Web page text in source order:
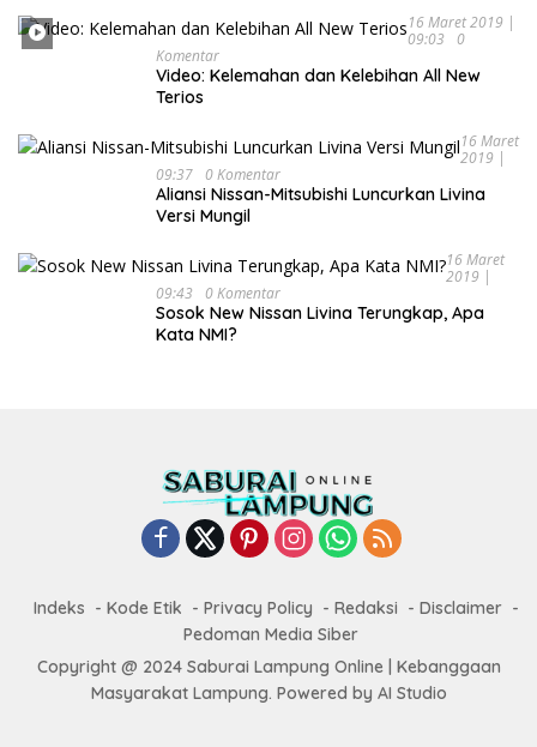
16 Maret 2019 |
09:03
0
Komentar
Video: Kelemahan dan Kelebihan All New
Terios
16 Maret
2019 |
09:37 0 Komentar
Aliansi Nissan-Mitsubishi Luncurkan Livina
Versi Mungil
16 Maret
2019 |
09:43
0 Komentar
Sosok New Nissan Livina Terungkap, Apa
Kata NMI?
Indeks Kode Etik Privacy Policy Redaksi
Disclaimer
Pedoman Media Siber
Copyright @ 2024 Saburai Lampung Online | Kebanggaan
Masyarakat Lampung. Powered by AI Studio